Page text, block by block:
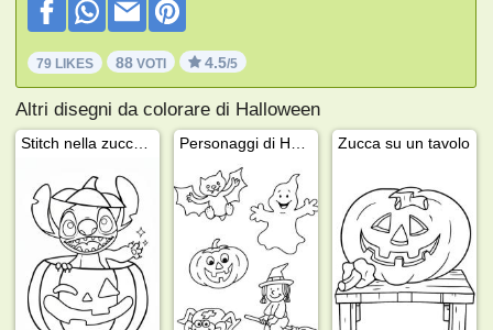
79 LIKES 88 VOTI 4.5/5
Altri disegni da colorare di Halloween
Zucca su un tavolo